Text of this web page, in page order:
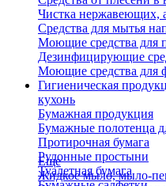
Чистка нержавеющих,
Средства для мытья
Моющие средства для
Дезинфицирующие
Моющие средства для
Гигиеническая
кухонь
Бумажная продукция
Бумажные полотенца
Протирочная бумага
Рулонные простыни
Туалетная бумага
Еще
Жидкое мыло, мыло-